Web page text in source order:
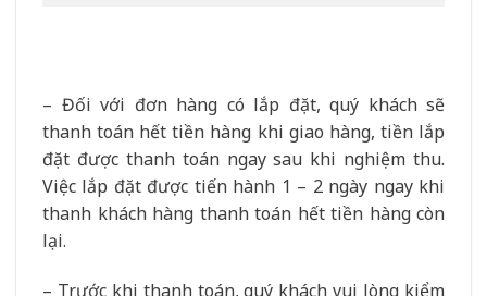
– Đối với đơn hàng có lắp đặt, quý khách sẽ
thanh toán hết tiền hàng khi giao hàng, tiền lắp
đặt được thanh toán ngay sau khi nghiệm thu.
Việc lắp đặt được tiến hành 1 – 2 ngày ngay khi
thanh khách hàng thanh toán hết tiền hàng còn
lại.
– Trước khi thanh toán, quý khách vui lòng kiểm